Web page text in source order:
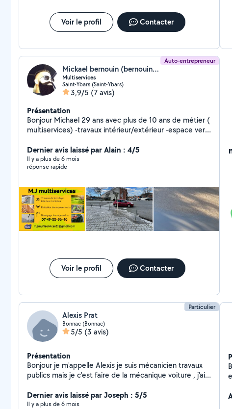
Voir le profil Contacter
Auto-entrepreneur
Mickael bernouin (bernouin signalisation)
Multiservices
Saint-Ybars (Saint-Ybars)
3,9/5 (7 avis)
Présentation
Bonjour Michael 29 ans avec plus de 10 ans de métier (
multiservices) -travaux intérieur/extérieur -espace vert
intérieur/extérieur 07-49-55-96-40
Dernier avis laissé par Alain : 4/5
Il y a plus de 6 mois
réponse rapide
Voir le profil Contacter
Particulier
Alexis Prat
Bonnac (Bonnac)
5/5 (3 avis)
Présentation
Bonjour je m'appelle Alexis je suis mécanicien travaux
publics mais je c'est faire de la mécanique voiture , j'ai
si vous avez besoin d'aide pour un déménagement ,
Dernier avis laissé par Joseph : 5/5
Il y a plus de 6 mois